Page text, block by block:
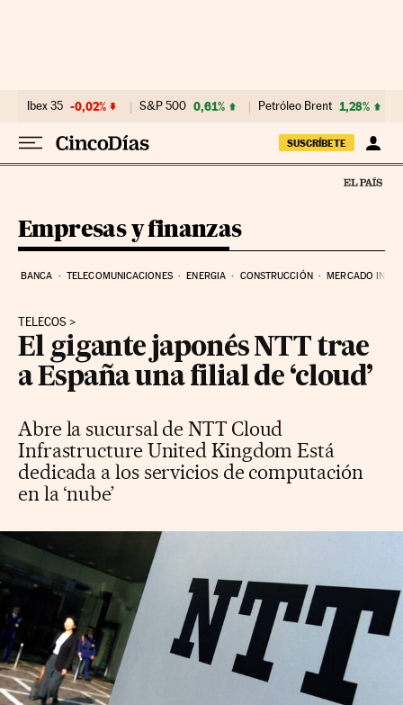
Ibex 35 -0,02% S&P 500 0,61% Petróleo Brent 1,28%
SUSCRÍBETE
Empresas y finanzas
BANCA TELECOMUNICACIONES ENERGIA CONSTRUCCIÓN MERCADO
TELECOS
El gigante japonés NTT trae
a España una filial de ‘cloud’
Abre la sucursal de NTT Cloud
Infrastructure United Kingdom Está
dedicada a los servicios de computación
en la ‘nube’